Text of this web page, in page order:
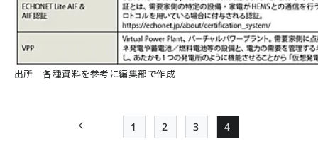
出所 各種資料を参考に編集部で作成
前ページ Page
1
Page
2
Page
3
Page
4